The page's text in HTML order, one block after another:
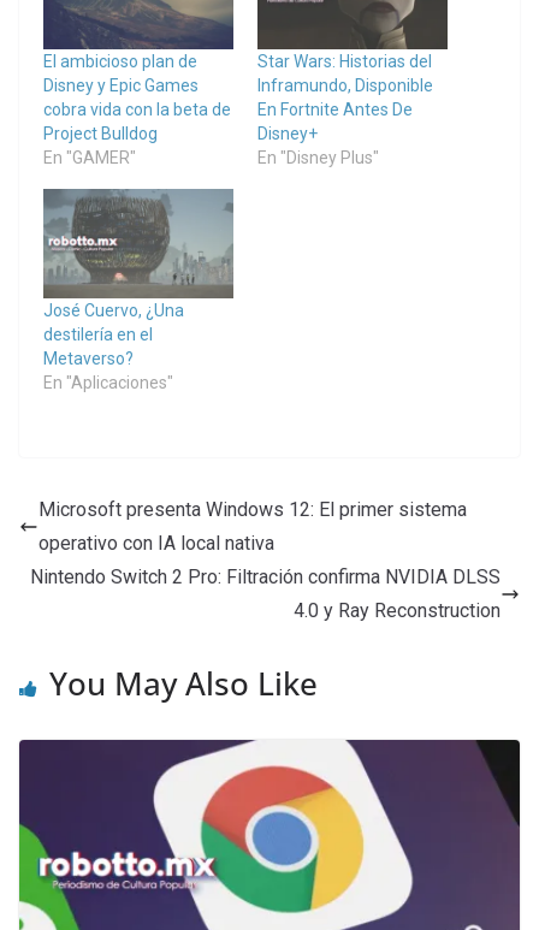
El ambicioso plan de
Disney y Epic Games
cobra vida con la beta de
Project Bulldog
En "GAMER"
Star Wars: Historias del
Inframundo, Disponible
En Fortnite Antes De
Disney+
En "Disney Plus"
José Cuervo, ¿Una
destilería en el
Metaverso?
En "Aplicaciones"
Microsoft presenta Windows 12: El primer sistema
operativo con IA local nativa
Nintendo Switch 2 Pro: Filtración confirma NVIDIA DLSS
4.0 y Ray Reconstruction
You May Also Like